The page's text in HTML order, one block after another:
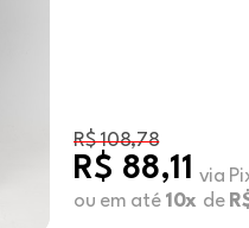
R$ 108,78
R$ 88,11 via
ou em até 10x de